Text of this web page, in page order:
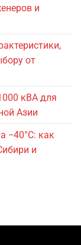
и
от
кВА для
Азии
−40°C: как
и